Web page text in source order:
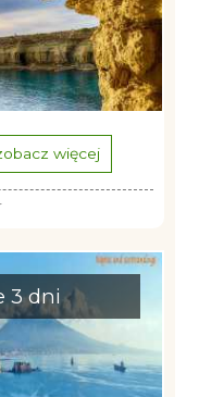
więcej
3 dni